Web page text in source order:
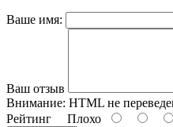
Ваше имя:
Ваш отзыв
Внимание: HTML не
Рейтинг Плохо